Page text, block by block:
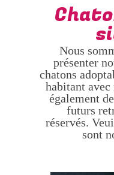
Nous
présenter
chatons
habitant avec
également
futurs
réservés.
sont